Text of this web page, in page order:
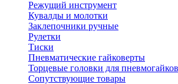
Режущий инструмент
Кувалды и молотки
Заклепочники ручные
Рулетки
Тиски
Пневматические гайковерты
Торцевые головки для
Сопутствующие товары